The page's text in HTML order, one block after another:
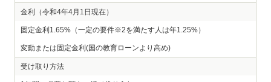
金利（令和4年4月1日現在）
固定金利1.65%（一定の要件※2を満たす人は年1.25%）
変動または固定金利(国の教育ローンより高め)
受け取り方法